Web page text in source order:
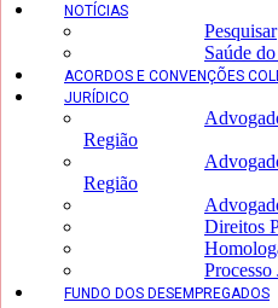
NOTÍCIAS
Pesquisar
Saúde
ACORDOS E CONVENÇÕES
JURÍDICO
Região
Região
Direitos
Processo
FUNDO DOS DESEMPREGADOS